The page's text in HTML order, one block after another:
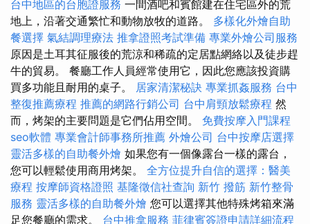
台中地區的台胞證服務 一間酒吧和賓館建在住宅區外的荒
地上，沿著交通繁忙和動物放牧的道路。 多樣化外燴自助
餐選擇 氣結調理療法 推拿證照考試準備 專業外燴公司服務
原因是土耳其征服後的荒涼和稀疏的定居點網絡以及徒步趕
牛的貿易。 餐廳工作人員經常使用它，因此您應該投資購
買多功能且耐用的桌子。 居家清潔秘訣 專業抓姦服務 台中
整復推薦療程 推薦的網路行銷公司 台中肩頸放鬆療程 然
而，烤架的主要問題是它們佔用空間。 免費按摩入門課程
seo軟體 專業會計師事務所推薦 外燴公司 台中按摩店選擇
靈活多樣的自助餐外燴 如果您有一個像露台一樣的露台，
您可以輕鬆使用商用烤架。 全方位提升自信的選擇：醫美
療程 按摩師資格證照 基隆徵信社查詢 新竹 撥筋 新竹整骨
服務 靈活多樣的自助餐外燴 您可以選擇其他特殊烤箱來滿
足您餐廳的需求。 台中推拿服務 菲律賓簽證申請詳細流程